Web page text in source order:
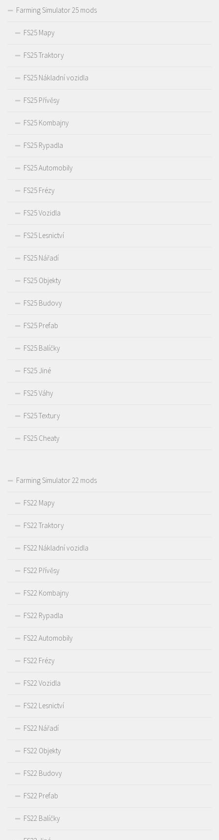
Farming Simulator 25 mods
FS25 Mapy
FS25 Traktory
FS25 Nákladní vozidla
FS25 Přívěsy
FS25 Kombajny
FS25 Rypadla
FS25 Automobily
FS25 Frézy
FS25 Vozidla
FS25 Lesnictví
FS25 Nářadí
FS25 Objekty
FS25 Budovy
FS25 Prefab
FS25 Balíčky
FS25 Jiné
FS25 Váhy
FS25 Textury
FS25 Cheaty
Farming Simulator 22 mods
FS22 Mapy
FS22 Traktory
FS22 Nákladní vozidla
FS22 Přívěsy
FS22 Kombajny
FS22 Rypadla
FS22 Automobily
FS22 Frézy
FS22 Vozidla
FS22 Lesnictví
FS22 Nářadí
FS22 Objekty
FS22 Budovy
FS22 Prefab
FS22 Balíčky